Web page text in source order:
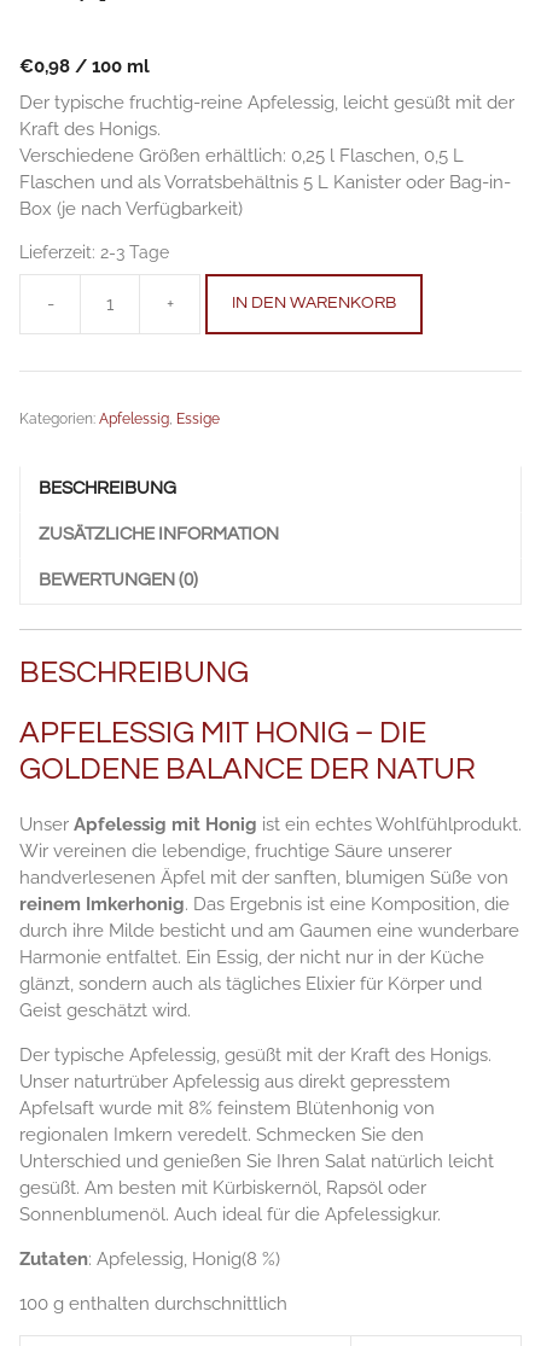
€0,98 / 100 ml
Der typische fruchtig-reine Apfelessig, leicht gesüßt mit der
Kraft des Honigs.
Verschiedene Größen erhältlich: 0,25 l Flaschen, 0,5 L
Flaschen und als Vorratsbehältnis 5 L Kanister oder Bag-in-
Box (je nach Verfügbarkeit)
Lieferzeit: 2-3 Tage
-
Apfelessig
mit
Honig
L
+ IN DEN WARENKORB
Kategorien: Apfelessig Essige
BESCHREIBUNG
ZUSÄTZLICHE INFORMATION
BEWERTUNGEN (0)
BESCHREIBUNG
APFELESSIG MIT HONIG – DIE
GOLDENE BALANCE DER NATUR
Unser Apfelessig mit Honig ist ein echtes Wohlfühlprodukt.
Wir vereinen die lebendige, fruchtige Säure unserer
handverlesenen Äpfel mit der sanften, blumigen Süße von
reinem Imkerhonig. Das Ergebnis ist eine Komposition, die
durch ihre Milde besticht und am Gaumen eine wunderbare
Harmonie entfaltet. Ein Essig, der nicht nur in der Küche
glänzt, sondern auch als tägliches Elixier für Körper und
Geist geschätzt wird.
Der typische Apfelessig, gesüßt mit der Kraft des Honigs.
Unser naturtrüber Apfelessig aus direkt gepresstem
Apfelsaft wurde mit 8% feinstem Blütenhonig von
regionalen Imkern veredelt. Schmecken Sie den
Unterschied und genießen Sie Ihren Salat natürlich leicht
gesüßt. Am besten mit Kürbiskernöl, Rapsöl oder
Sonnenblumenöl. Auch ideal für die Apfelessigkur.
Zutaten: Apfelessig, Honig(8 %)
100 g enthalten durchschnittlich